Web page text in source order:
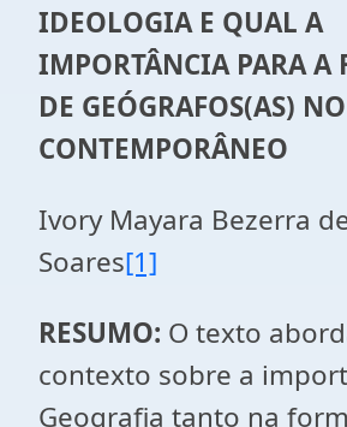
IDEOLOGIA E QUAL A
IMPORTÂNCIA PARA A
DE GEÓGRAFOS(AS)
CONTEMPORÂNEO
Ivory Mayara Bezerra
Soares[1]
RESUMO: O texto
contexto sobre a
Geografia tanto na